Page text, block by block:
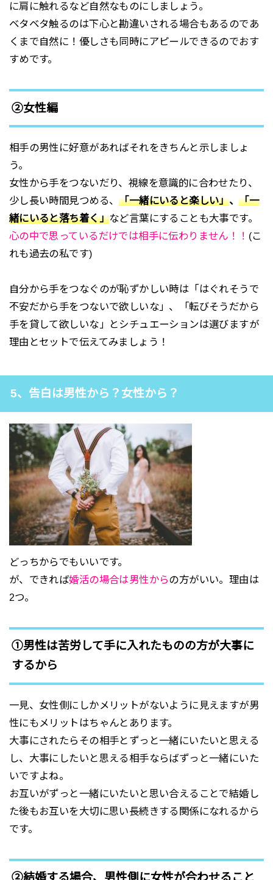
に肩に触れるなど自然なものにしましょう。
ベタベタ触るのは下心と勘違いされる場合もあるのであ
くまで自然に！優しさも同時にアピールできるのでおす
すめです。
②女性編
相手の男性に好意があればそれをきちんと示しましょ
う。
女性から手をつないだり、視線を意識的に合わせたり、
少し長い時間見つめる、「一緒にいると楽しい」、「一
緒にいると落ち着く」など言葉にすることも大事です。
心の中で思っているだけでは相手に伝わりません！！ (こ
れも過去の私です)
自分から手をつなぐのが恥ずかしい時は「はぐれそうで
不安だから手をつないで欲しいな」、「転びそうだから
手を貸して欲しいな」とシチュエーションは選びますが
理由とセットで伝えてみましょう！
5、告白は男性から？女性から？
どっちからでもいいです。
が、できれば婚活の場合は男性からの方がいい。理由は
2つ。
①男性は苦労して手に入れたものの方が大事に
するから
一見、女性側にしかメリットがないように見えますが男
性にもメリットはちゃんとあります。
大事にされたらその相手とずっと一緒にいたいと思える
し、大事にしたいと思える相手ならばずっと一緒にいた
いですよね。
お互いがずっと一緒にいたいと思い合えることで結婚し
た後もお互いを大切に思い長続きする関係になれるから
です。
②結婚する場合、男性側に女性が合わせること